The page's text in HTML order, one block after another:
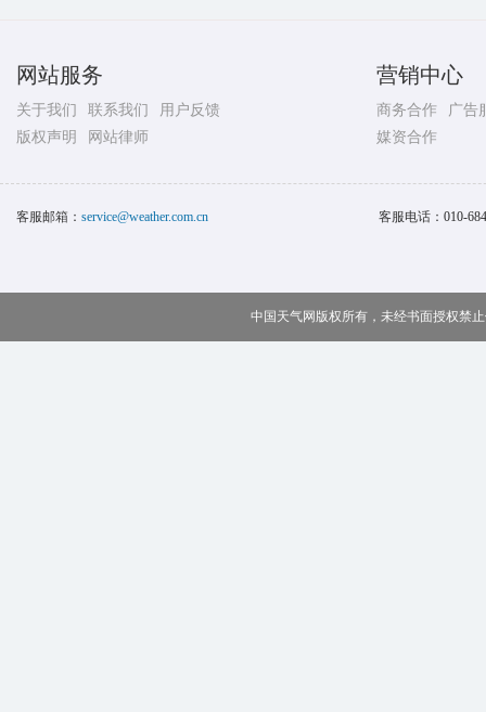
网站服务
关于我们 联系我们
用户反馈
版权声明
网站律师
营销中心
商务合作
广告
媒资合作
客服邮箱： service@weather.com.cn 客服电话： 010-
中国天气网版权所有，未经书面授权